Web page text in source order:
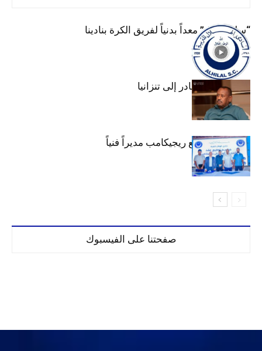
“سليم لبرق” معداً بدنياً لفريق الكرة بنادينا
عبد المهيمن يغادر إلى تنزانيا
الهلال يتعاقد مع ريجيكامب مديراً فنياً
صفحتنا على الفيسبوك